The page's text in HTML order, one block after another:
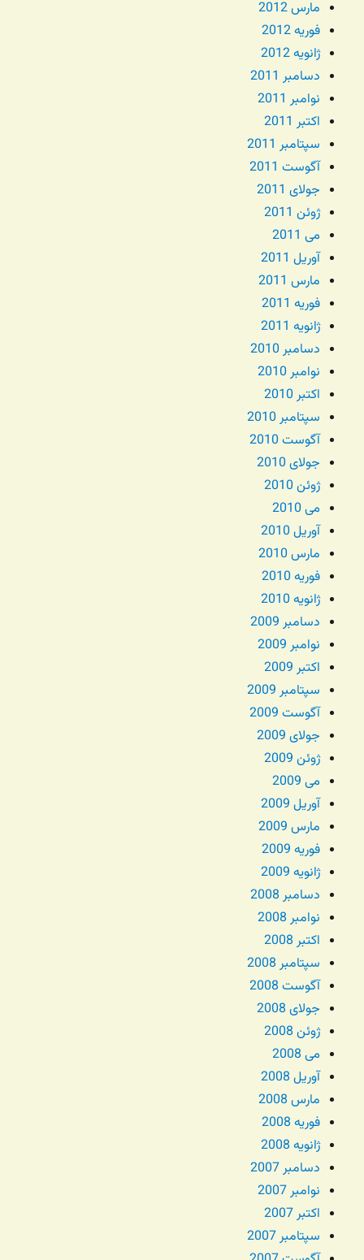
مارس 2012
فوریه 2012
ژانویه 2012
دسامبر 2011
نوامبر 2011
اکتبر 2011
سپتامبر 2011
آگوست 2011
جولای 2011
ژوئن 2011
می 2011
آوریل 2011
مارس 2011
فوریه 2011
ژانویه 2011
دسامبر 2010
نوامبر 2010
اکتبر 2010
سپتامبر 2010
آگوست 2010
جولای 2010
ژوئن 2010
می 2010
آوریل 2010
مارس 2010
فوریه 2010
ژانویه 2010
دسامبر 2009
نوامبر 2009
اکتبر 2009
سپتامبر 2009
آگوست 2009
جولای 2009
ژوئن 2009
می 2009
آوریل 2009
مارس 2009
فوریه 2009
ژانویه 2009
دسامبر 2008
نوامبر 2008
اکتبر 2008
سپتامبر 2008
آگوست 2008
جولای 2008
ژوئن 2008
می 2008
آوریل 2008
مارس 2008
فوریه 2008
ژانویه 2008
دسامبر 2007
نوامبر 2007
اکتبر 2007
سپتامبر 2007